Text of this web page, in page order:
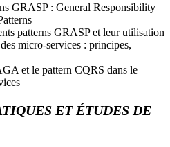
GRASP : General Responsibility
patterns GRASP et leur utilisation
micro-services : principes,
et le pattern CQRS dans le
ET ÉTUDES DE